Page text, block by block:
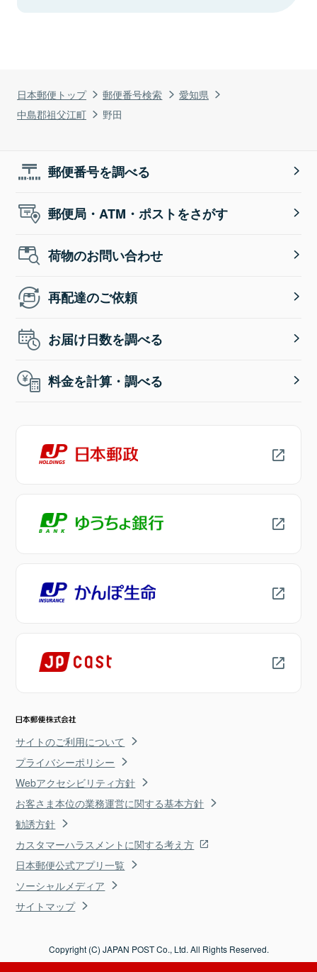
日本郵便トップ 郵便番号検索
愛知県
中島郡祖父江町
野田
郵便番号を調べる
郵便局・ATM・ポストをさがす
荷物のお問い合わせ
再配達のご依頼
お届け日数を調べる
料金を計算・調べる
サイトのご利用について
プライバシーポリシー
Webアクセシビリティ方針
お客さま本位の業務運営に関する基本方針
勧誘方針
カスタマーハラスメントに関する考え方
日本郵便公式アプリ一覧
ソーシャルメディア
サイトマップ
Copyright (C) JAPAN POST Co., Ltd. All Rights Reserved.